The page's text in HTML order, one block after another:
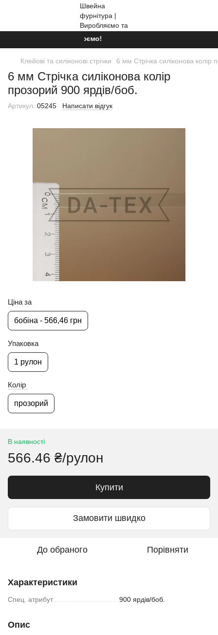
Ми працюємо!
Клейові та силіконові стрічки 6 мм Стрічка силіконова колір
6 мм Стрічка силіконова колір
прозорий 900 ярдів/боб.
Артикул: 05245 Написати відгук
Ціна за
бобіна - 566,46 грн
Упаковка
1 рулон
Колір
прозорий
В наявності
566.46 ₴/рулон
Купити
Замовити швидко
До обраного Порівняти
Характеристики
Спец. атрибут 900 ярдів/боб.
Опис